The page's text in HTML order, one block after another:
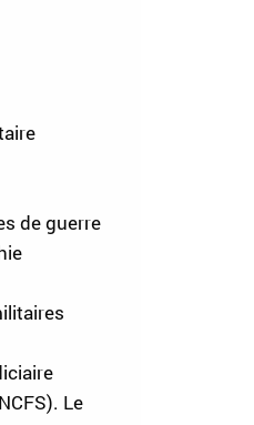
de guerre
Le